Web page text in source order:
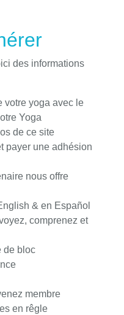
des informations
votre yoga avec le
Yoga
de ce site
payer une adhésion
nous offre
& en Español
comprenez et
de bloc
membre
en rêgle